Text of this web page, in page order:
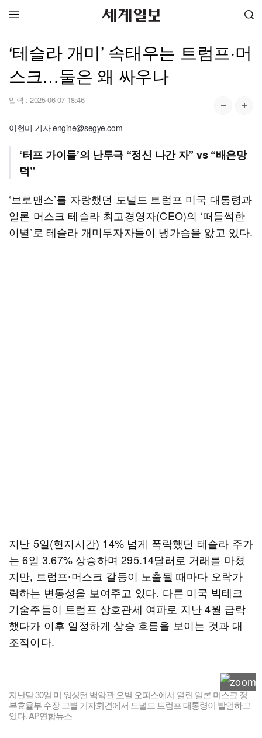
‘테슬라 개미’ 속태우는 트럼프·머
스크…둘은 왜 싸우나
입력 : 2025-06-07 18:46
이현미 기자 engine@segye.com
‘터프 가이들’의 난투극 “정신 나간 자” vs “배은망
덕”
‘브로맨스’를 자랑했던 도널드 트럼프 미국 대통령과
일론 머스크 테슬라 최고경영자(CEO)의 ‘떠들썩한
이별’로 테슬라 개미투자자들이 냉가슴을 앓고 있다.
지난 5일(현지시간) 14% 넘게 폭락했던 테슬라 주가
는 6일 3.67% 상승하며 295.14달러로 거래를 마쳤
지만, 트럼프∙머스크 갈등이 노출될 때마다 오락가
락하는 변동성을 보여주고 있다. 다른 미국 빅테크
기술주들이 트럼프 상호관세 여파로 지난 4월 급락
했다가 이후 일정하게 상승 흐름을 보이는 것과 대
조적이다.
지난달 30일 미 워싱턴 백악관 오벌 오피스에서 열린 일론 머스크 정
부효율부 수장 고별 기자회견에서 도널드 트럼프 대통령이 발언하고
있다. AP연합뉴스